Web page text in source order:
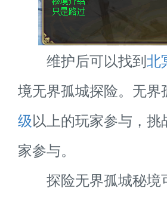
维护后可以找到北
境无界孤城探险。无
级以上的玩家参与，挑
家参与。
探险无界孤城秘境